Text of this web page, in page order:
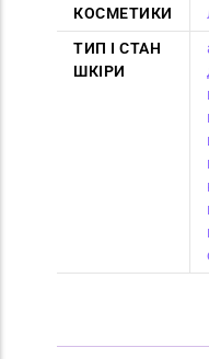
КОСМЕТИКИ
ТИП І СТАН
ШКІРИ